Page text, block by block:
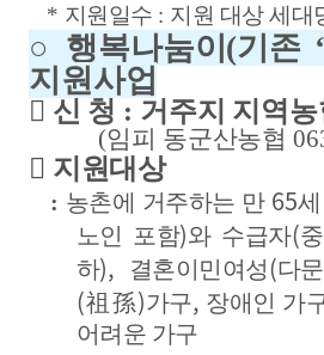
* 지원일수 : 지원 대상 세대
○ 행복나눔이 (기존 ‘
지원사업
 신 청 : 거주지 지역농
(임피 동군산농협
 지원대상
: 농촌에 거주하는 만 65
노인 포함)와 수급자(
하), 결혼이민여성(다
(祖孫)가구, 장애인 가
어려운 가구